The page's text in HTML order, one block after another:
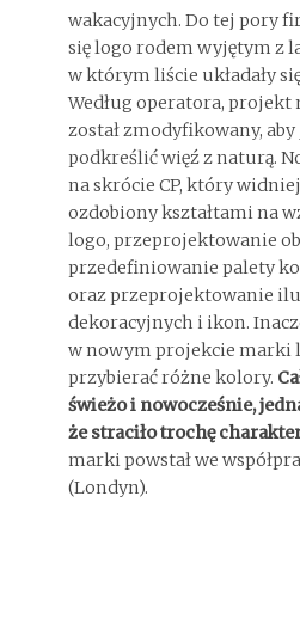
wakacyjnych. Do tej pory
się logo rodem wyjętym z
w którym liście układały
Według operatora,
został zmodyfikowany, aby
podkreślić więź z naturą.
na skrócie CP, który
ozdobiony kształtami na
logo, przeprojektowanie
przedefiniowanie palety
oraz przeprojektowanie
dekoracyjnych i ikon.
w nowym projekcie marki
przybierać różne kolory.
świeżo i nowocześnie,
że straciło trochę
marki powstał we
(Londyn).